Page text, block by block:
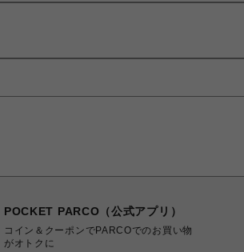
POCKET PARCO（公式アプリ）
コイン＆クーポンでPARCOでのお買い物
がオトクに